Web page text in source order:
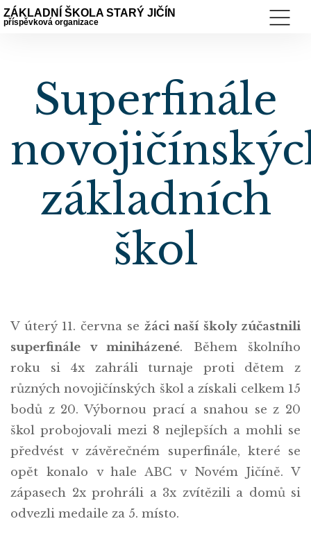
ZÁKLADNÍ ŠKOLA STARÝ JIČÍN
příspěvková organizace
Superfinále
základních
škol
V úterý 11. června se žáci naší školy zúčastnili
superfinále v miniházené. Během školního
roku si 4x zahráli turnaje proti dětem z
různých novojičínských škol a získali celkem 15
bodů z 20. Výbornou prací a snahou se z 20
škol probojovali mezi 8 nejlepších a mohli se
předvést v závěrečném superfinále, které se
opět konalo v hale ABC v Novém Jičíně. V
zápasech 2x prohráli a 3x zvítězili a domů si
odvezli medaile za 5. místo.